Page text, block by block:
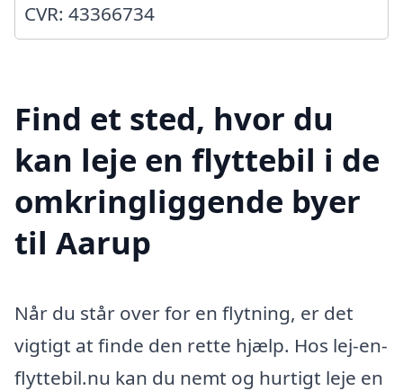
CVR: 43366734
Find et sted, hvor du
kan leje en flyttebil i de
omkringliggende byer
til Aarup
Når du står over for en flytning, er det
vigtigt at finde den rette hjælp. Hos lej-en-
flyttebil.nu kan du nemt og hurtigt leje en